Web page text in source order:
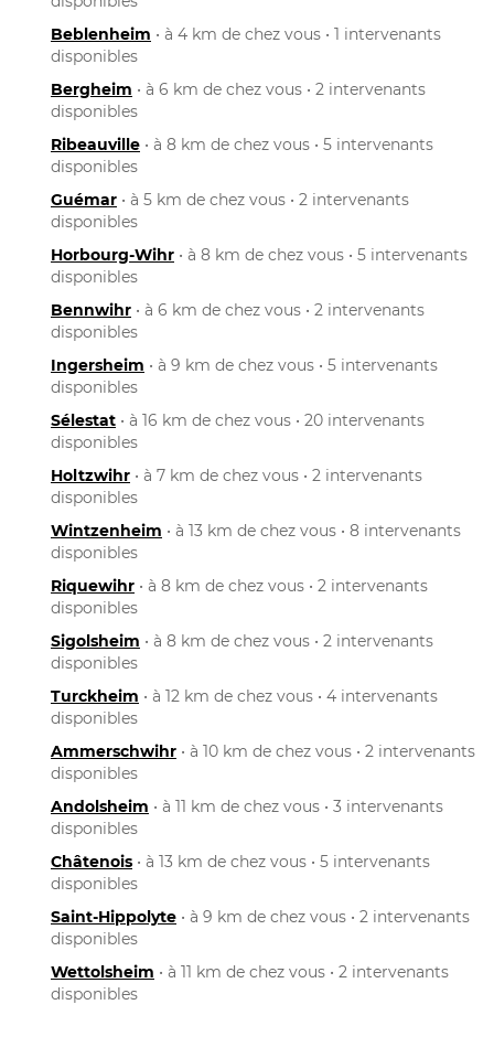
Beblenheim • à 4 km de chez vous • 1 intervenants
disponibles
Bergheim • à 6 km de chez vous • 2 intervenants
disponibles
Ribeauville • à 8 km de chez vous • 5 intervenants
disponibles
Guémar • à 5 km de chez vous • 2 intervenants
disponibles
Horbourg-Wihr • à 8 km de chez vous • 5 intervenants
disponibles
Bennwihr • à 6 km de chez vous • 2 intervenants
disponibles
Ingersheim • à 9 km de chez vous • 5 intervenants
disponibles
Sélestat • à 16 km de chez vous • 20 intervenants
disponibles
Holtzwihr • à 7 km de chez vous • 2 intervenants
disponibles
Wintzenheim • à 13 km de chez vous • 8 intervenants
disponibles
Riquewihr • à 8 km de chez vous • 2 intervenants
disponibles
Sigolsheim • à 8 km de chez vous • 2 intervenants
disponibles
Turckheim • à 12 km de chez vous • 4 intervenants
disponibles
Ammerschwihr • à 10 km de chez vous • 2 intervenants
disponibles
Andolsheim • à 11 km de chez vous • 3 intervenants
disponibles
Châtenois • à 13 km de chez vous • 5 intervenants
disponibles
Saint-Hippolyte • à 9 km de chez vous • 2 intervenants
disponibles
Wettolsheim • à 11 km de chez vous • 2 intervenants
disponibles